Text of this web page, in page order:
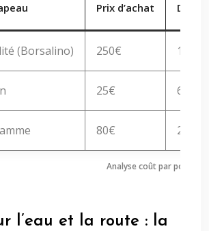
Analyse coût par port :
Prix d’achat
(Borsalino) 250€ 10
25€ 6
80€ 2 ans
l’eau et la route : la